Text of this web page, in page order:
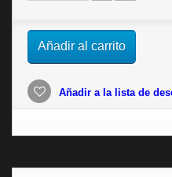
Añadir al carrito
Añadir a la lista de